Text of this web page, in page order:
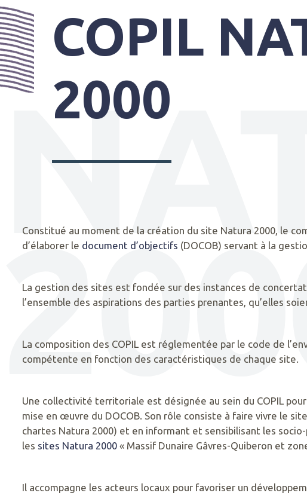
SYNDICAT
MIXTE
SITE
GÂVRES
DE
KERAVÉON
56410
ERDEVEN
02
INFOS
PRATIQUES
COPIL
2000
Constitué au moment de la création du site Natura 2000, le
d’élaborer le document d’objectifs (DOCOB) servant à la
La gestion des sites est fondée sur des instances de
l’ensemble des aspirations des parties prenantes, qu’elles
La composition des COPIL est réglementée par le code de
compétente en fonction des caractéristiques de chaque site.
Une collectivité territoriale est désignée au sein du COPIL
mise en œuvre du DOCOB. Son rôle consiste à faire vivre le
chartes Natura 2000) et en informant et sensibilisant les
les sites Natura 2000 « Massif Dunaire Gâvres-Quiberon et
Il accompagne les acteurs locaux pour favoriser un